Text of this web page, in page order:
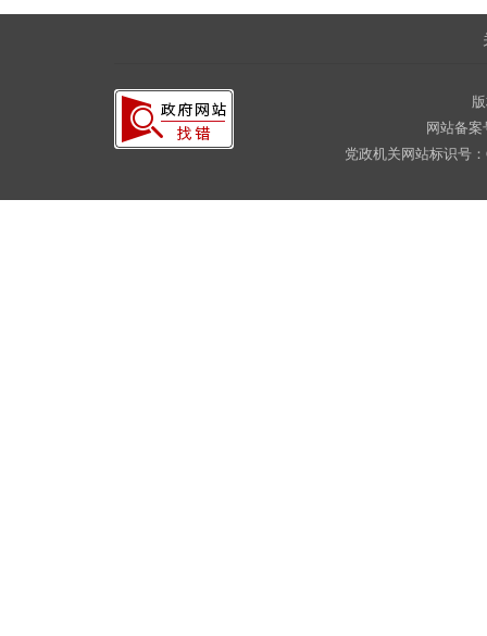
网站备案
党政机关网站标识号